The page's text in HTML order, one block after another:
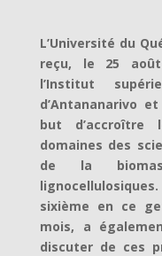
L’Université du
reçu, le 25
l’Institut
d’Antananarivo
but d’accroître
domaines des
de la
sixième en ce
mois, a
discuter de ces